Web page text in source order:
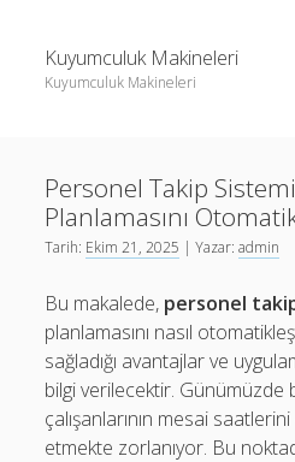
Kuyumculuk Makineleri
Kuyumculuk Makineleri
Liste
Sayfa Listesi
Twitter Gizli Sikiş
Bedava Instagram Takipçi
Sayfa Listesi
Shorts Beğeni Gönderme Hilesi
Twitter Gizli Sikiş
Personel Takip
Planlamasını
Tarih: Ekim 21, 2025 | Yazar:admin
Bu makalede, personel
planlamasını nasıl
sağladığı avantajlar ve
bilgi verilecektir. Günümüzde
çalışanlarının mesai
etmekte zorlanıyor. Bu